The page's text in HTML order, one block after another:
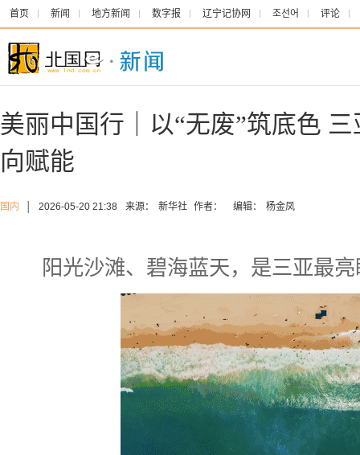
首页 新闻 地方新闻 数字报 辽宁记协网 조선어 评论
美丽中国行｜以“无废”筑底色
向赋能
国内 2026-05-20 21:38 来源： 新华社 作者： 编辑： 杨金凤
阳光沙滩、碧海蓝天，是三亚最亮